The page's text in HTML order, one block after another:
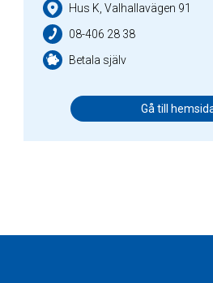
Hus K, Valhallavägen 91
08-406 28 38
Betala själv
Gå till